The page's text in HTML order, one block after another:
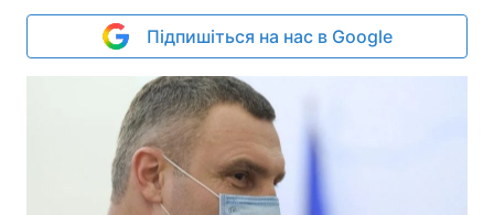
Підпишіться на нас в Google